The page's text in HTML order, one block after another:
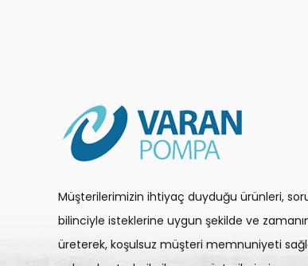
Müşterilerimizin ihtiyaç duyduğu ürünleri,
bilinciyle isteklerine uygun şekilde ve
üreterek, koşulsuz müşteri memnuniyeti